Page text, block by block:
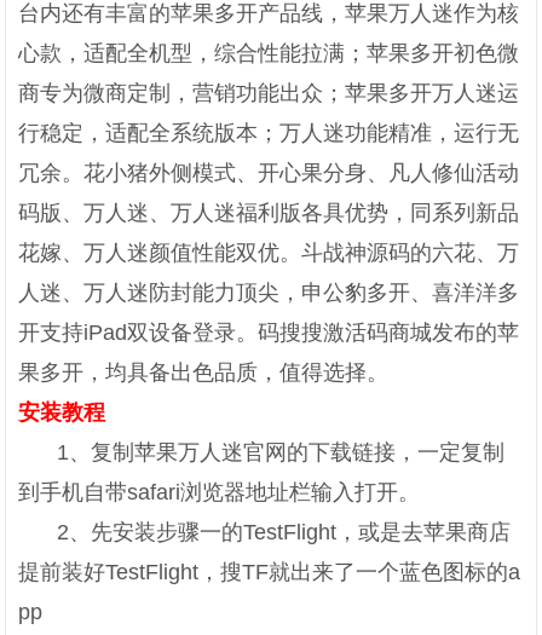
台内还有丰富的苹果多开产品线，苹果万人迷作为核
心款，适配全机型，综合性能拉满；苹果多开初色微
商专为微商定制，营销功能出众；苹果多开万人迷运
行稳定，适配全系统版本；万人迷功能精准，运行无
冗余。花小猪外侧模式、开心果分身、凡人修仙活动
码版、万人迷、万人迷福利版各具优势，同系列新品
花嫁、万人迷颜值性能双优。斗战神源码的六花、万
人迷、万人迷防封能力顶尖，申公豹多开、喜洋洋多
开支持iPad双设备登录。码搜搜激活码商城发布的苹
果多开，均具备出色品质，值得选择。
安装教程
1、复制苹果万人迷官网的下载链接，一定复制
到手机自带safari浏览器地址栏输入打开。
2、先安装步骤一的TestFlight，或是去苹果商店
提前装好TestFlight，搜TF就出来了一个蓝色图标的a
pp